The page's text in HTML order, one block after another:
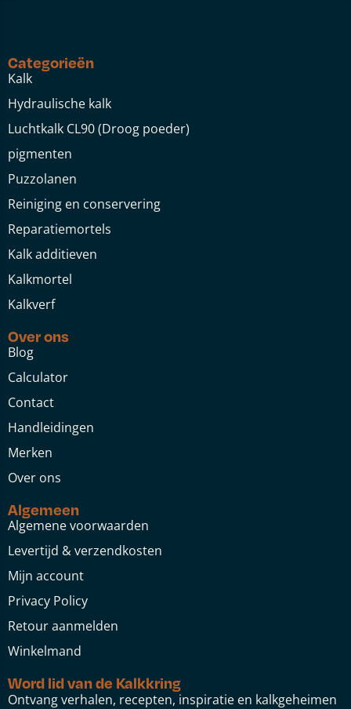
Categorieën
Kalk
Hydraulische kalk
Luchtkalk CL90 (Droog poeder)
pigmenten
Puzzolanen
Reiniging en conservering
Reparatiemortels
Kalk additieven
Kalkmortel
Kalkverf
Over ons
Blog
Calculator
Contact
Handleidingen
Merken
Over ons
Algemeen
Algemene voorwaarden
Levertijd & verzendkosten
Mijn account
Privacy Policy
Retour aanmelden
Winkelmand
Word lid van de Kalkkring
Ontvang verhalen, recepten, inspiratie en kalkgeheimen